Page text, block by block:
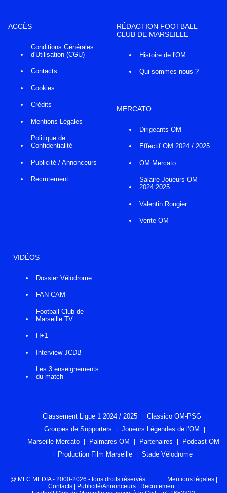
ACCÈS
Conditions Générales
d'Utilisation (CGU)
Contacts
Cookies
Crédits
Mentions Légales
Politique de
Confidentialité
Publicité / Annonceurs
Recrutement
RÉDACTION FOOTBALL
CLUB DE MARSEILLE
Histoire de l'OM
Qui sommes nous ?
MERCATO
Dirigeants OM
Effectif OM 2024 / 2025
OM Mercato
Salaire Joueurs OM
2024 2025
Valentin Rongier
Vente OM
VIDÉOS
Dossier Vélodrome
FAN CAM
Football Club de
Marseille TV
H+1
Interview JCDB
Les 3 enseignements
du match
Classement Ligue 1 2024 / 2025
Classico OM-PSG
Groupes de Supporters
Joueurs Légendes de l'OM
Marseille Mercato
Palmares OM Partenaires
Podcast OM
Production Film Marseille
Stade Vélodrome
@ MFC MEDIA - 2000-2026 - tous droits réservés Mentions légales|
Contacts
Publicité/Annonceurs Recrutement|